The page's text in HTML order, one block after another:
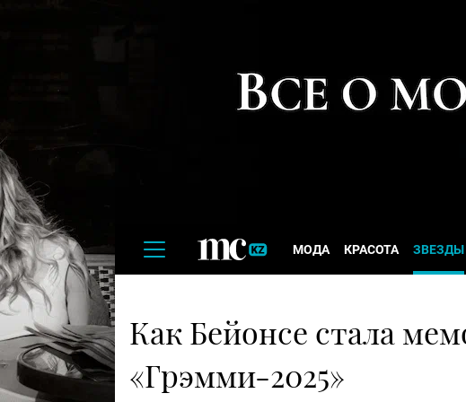
МОДА КРАСОТА ЗВЕЗДЫ
Как Бейонсе стала
«Грэмми-2025»